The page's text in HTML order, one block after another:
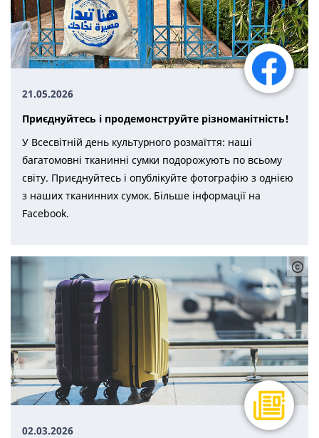
21.05.2026
Приєднуйтесь і продемонструйте різноманітність!
У Всесвітній день культурного розмаїття: наші
багатомовні тканинні сумки подорожують по всьому
світу. Приєднуйтесь і опублікуйте фотографію з однією
з наших тканинних сумок. Більше інформації на
Facebook.
02.03.2026